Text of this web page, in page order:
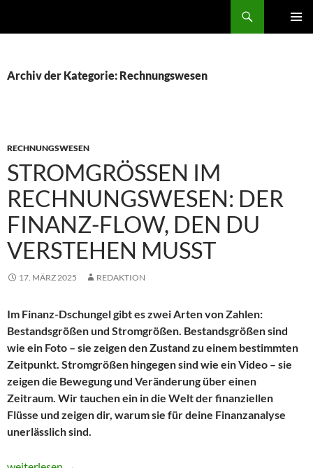
Archiv der Kategorie: Rechnungswesen
RECHNUNGSWESEN
STROMGRÖSSEN IM R
ECHNUNGSWESEN: DER F
INANZ-FLOW, DEN DU V
ERSTEHEN MUSST
17. MÄRZ 2025 REDAKTION
Im Finanz-Dschungel gibt es zwei Arten von Zahlen:
Bestandsgrößen und Stromgrößen. Bestandsgrößen sind
wie ein Foto – sie zeigen den Zustand zu einem bestimmten
Zeitpunkt. Stromgrößen hingegen sind wie ein Video – sie
zeigen die Bewegung und Veränderung über einen
Zeitraum. Wir tauchen ein in die Welt der finanziellen
Flüsse und zeigen dir, warum sie für deine Finanzanalyse
unerlässlich sind.